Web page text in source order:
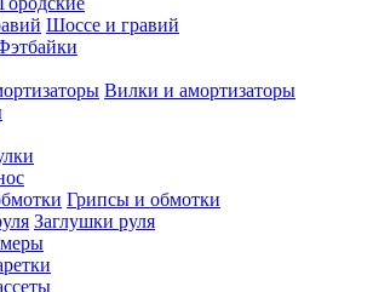
Шоссе и гравий
Вилки и амортизаторы
Грипсы и обмотки
Заглушки руля